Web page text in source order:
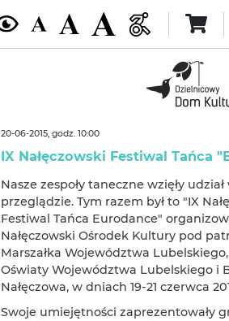
20-06-2015, godz. 10:00
IX Nałęczowski Festiwal Tańca
Nasze zespoły taneczne wzięły
przeglądzie. Tym razem był to "IX
Festiwal Tańca Eurodance"
Nałęczowski Ośrodek Kultury pod
Marszałka Województwa
Oświaty Województwa Lubelskiego i
Nałęczowa, w dniach 19-21 czerwca
Swoje umiejętności zaprezentowały